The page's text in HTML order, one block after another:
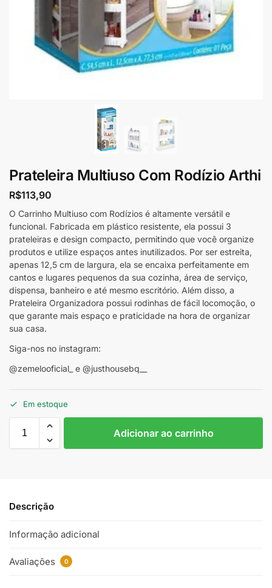
Prateleira Multiuso Com Rodízio Arthi
R$113,90
O Carrinho Multiuso com Rodízios é altamente versátil e
funcional. Fabricada em plástico resistente, ela possui 3
prateleiras e design compacto, permitindo que você organize
produtos e utilize espaços antes inutilizados. Por ser estreita,
apenas 12,5 cm de largura, ela se encaixa perfeitamente em
cantos e lugares pequenos da sua cozinha, área de serviço,
dispensa, banheiro e até mesmo escritório. Além disso, a
Prateleira Organizadora possui rodinhas de fácil locomoção, o
que garante mais espaço e praticidade na hora de organizar
sua casa.
Siga-nos no instagram:
@zemelooficial_ e @justhousebq__
Em estoque
Adicionar ao carrinho
Descrição
Informação adicional
Avaliações 0